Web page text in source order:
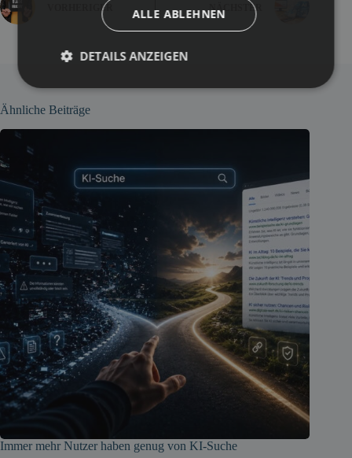
VORHERIGER NÄCHSTER
Ähnliche Beiträge
Immer mehr Nutzer haben genug von KI-Suche
ALLE ABLEHNEN
DETAILS ANZEIGEN